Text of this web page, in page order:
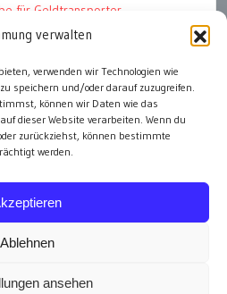
verwalten
verwenden wir Technologien wie
speichern und/oder darauf zuzugreifen.
können wir Daten wie das
dieser Website verarbeiten. Wenn du
zurückziehst, können bestimmte
werden.
Ablehnen
ansehen
für Geldtransporter
OeNB 2026
Artikel